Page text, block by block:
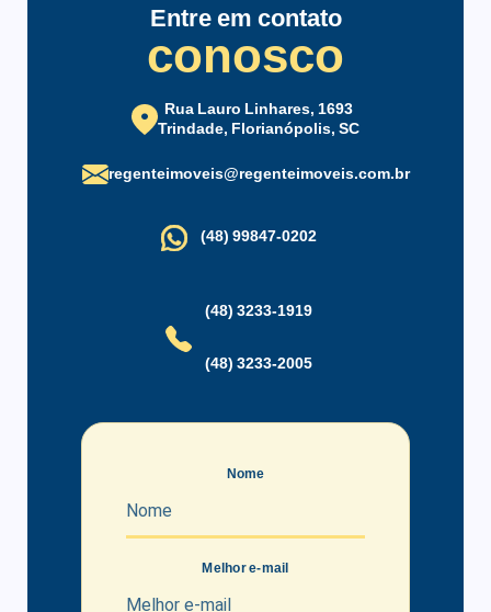
Salão de FestasEntre em contato
conosco
Rua Lauro Linhares, 1693
Trindade, Florianópolis, SC
regenteimoveis@regenteimoveis.com.br
(48) 99847-0202
(48) 3233-1919
(48) 3233-2005
Nome
Melhor e-mail